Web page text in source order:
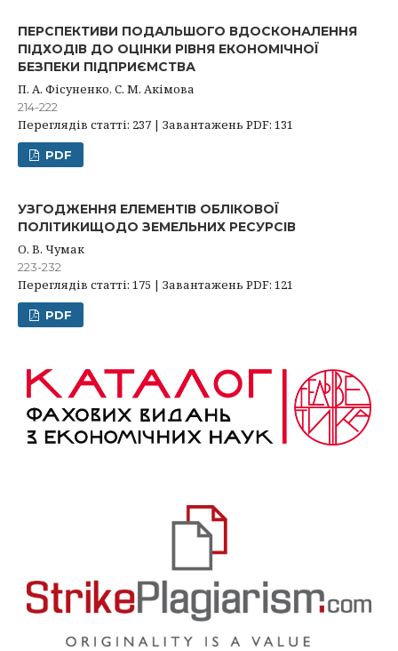
ПЕРСПЕКТИВИ ПОДАЛЬШОГО ВДОСКОНАЛЕННЯ
ПІДХОДІВ ДО ОЦІНКИ РІВНЯ ЕКОНОМІЧНОЇ
БЕЗПЕКИ ПІДПРИЄМСТВА
П. А. Фісуненко, С. М. Акімова
214-222
Переглядів статті: 237 | Завантажень PDF: 131
PDF
УЗГОДЖЕННЯ ЕЛЕМЕНТІВ ОБЛІКОВОЇ
ПОЛІТИКИЩОДО ЗЕМЕЛЬНИХ РЕСУРСІВ
О. В. Чумак
223-232
Переглядів статті: 175 | Завантажень PDF: 121
PDF